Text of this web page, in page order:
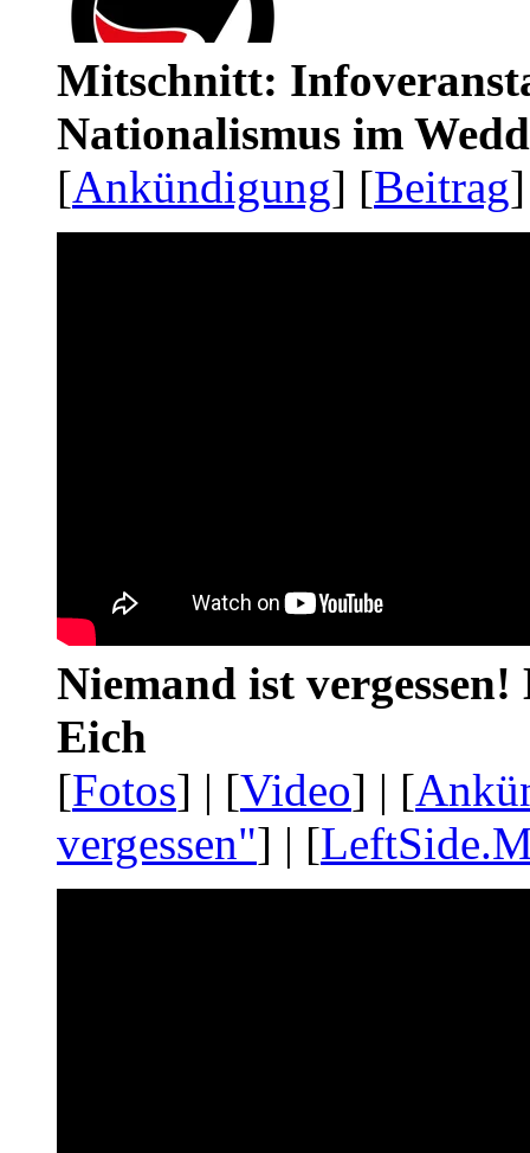
Mitschnitt:
Nationalismus im
[Ankündigung] [Beitrag
Niemand ist
Eich
[Fotos] | [Video] | [
vergessen"] | [